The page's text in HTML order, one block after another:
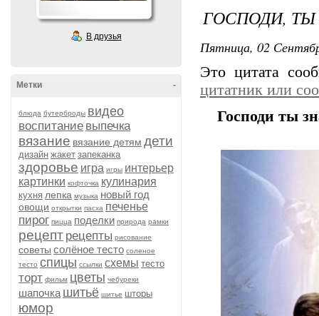
В друзья
-
Метки
блюда бутерброды видео
воспитание выпечка
вязание вязание детям дети
дизайн жакет запеканка
здоровье игра игры интерьер
картинки кофточка кулинария
кухня лепка музыка новый год
овощи открытки пасха печенье
пирог пицца поделки природа рамки
рецепт рецепты рисование
советы солёное тесто соленое
тесто спицы ссылки схемы тесто
торт фильм цветы чебуреки
шапочка шитьё шитье шторы
юмор
ГОСПОДИ,
Пятница, 02
Это цитата
цитатник или
Господи ты